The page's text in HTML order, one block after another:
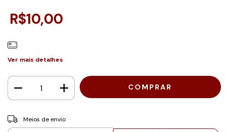
R$10,00
Ver mais detalhes
Entregas para o CEP:
Meios de envio